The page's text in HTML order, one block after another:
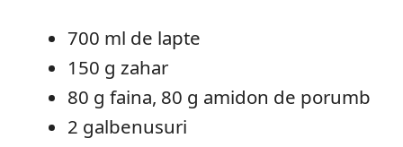
700 ml de lapte
150 g zahar
80 g faina, 80 g amidon de porumb
2 galbenusuri